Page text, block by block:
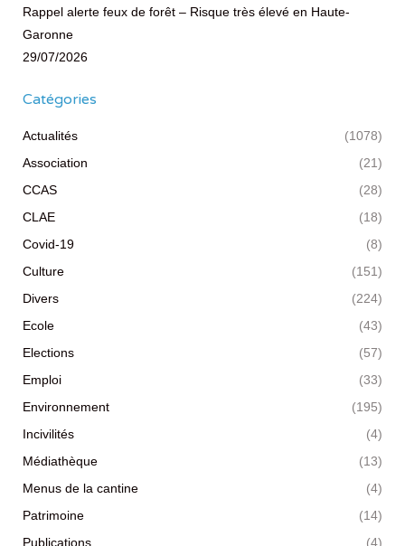
Rappel alerte feux de forêt – Risque très élevé en Haute-
Garonne
29/07/2026
Catégories
Actualités
(1078)
Association
(21)
CCAS
(28)
CLAE
(18)
Covid-19
(8)
Culture
(151)
Divers
(224)
Ecole
(43)
Elections
(57)
Emploi
(33)
Environnement
(195)
Incivilités
(4)
Médiathèque
(13)
Menus de la cantine
(4)
Patrimoine
(14)
Publications
(4)